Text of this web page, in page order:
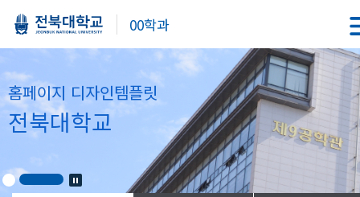
00학과
홈페이지 디자인템플릿
전북대학교